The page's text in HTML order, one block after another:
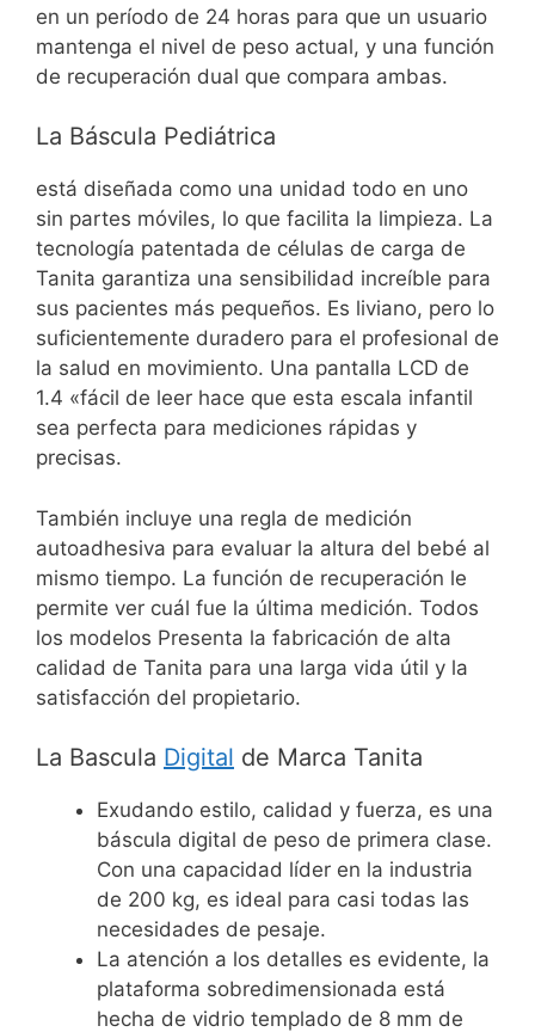
en un período de 24 horas para que un usuario
mantenga el nivel de peso actual, y una función
de recuperación dual que compara ambas.
La Báscula Pediátrica
está diseñada como una unidad todo en uno
sin partes móviles, lo que facilita la limpieza. La
tecnología patentada de células de carga de
Tanita garantiza una sensibilidad increíble para
sus pacientes más pequeños. Es liviano, pero lo
suficientemente duradero para el profesional de
la salud en movimiento. Una pantalla LCD de
1.4 «fácil de leer hace que esta escala infantil
sea perfecta para mediciones rápidas y
precisas.
También incluye una regla de medición
autoadhesiva para evaluar la altura del bebé al
mismo tiempo. La función de recuperación le
permite ver cuál fue la última medición. Todos
los modelos Presenta la fabricación de alta
calidad de Tanita para una larga vida útil y la
satisfacción del propietario.
La Bascula Digital de Marca Tanita
Exudando estilo, calidad y fuerza, es una
báscula digital de peso de primera clase.
Con una capacidad líder en la industria
de 200 kg, es ideal para casi todas las
necesidades de pesaje.
La atención a los detalles es evidente, la
plataforma sobredimensionada está
hecha de vidrio templado de 8 mm de